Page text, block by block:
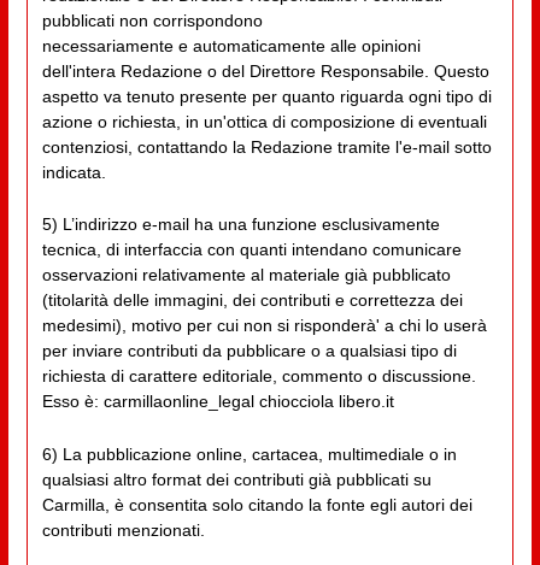
pubblicati non corrispondono
necessariamente e automaticamente alle opinioni
dell'intera Redazione o del Direttore Responsabile. Questo
aspetto va tenuto presente per quanto riguarda ogni tipo di
azione o richiesta, in un'ottica di composizione di eventuali
contenziosi, contattando la Redazione tramite l'e-mail sotto
indicata.
5) L’indirizzo e-mail ha una funzione esclusivamente
tecnica, di interfaccia con quanti intendano comunicare
osservazioni relativamente al materiale già pubblicato
(titolarità delle immagini, dei contributi e correttezza dei
medesimi), motivo per cui non si risponderà' a chi lo userà
per inviare contributi da pubblicare o a qualsiasi tipo di
richiesta di carattere editoriale, commento o discussione.
Esso è: carmillaonline_legal chiocciola libero.it
6) La pubblicazione online, cartacea, multimediale o in
qualsiasi altro format dei contributi già pubblicati su
Carmilla, è consentita solo citando la fonte egli autori dei
contributi menzionati.